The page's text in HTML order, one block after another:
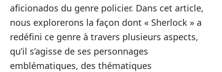
aficionados du genre policier. Dans cet article,
nous explorerons la façon dont « Sherlock » a
redéfini ce genre à travers plusieurs aspects,
qu’il s’agisse de ses personnages
emblématiques, des thématiques